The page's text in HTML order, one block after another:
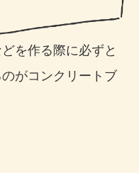
を作る際に必ずと
がコンクリートブ